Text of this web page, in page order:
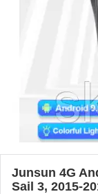
Junsun 4G
Sail 3, 2015-